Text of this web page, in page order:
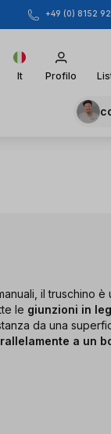
+49 (0) 8152
It Profilo
il truschino è
le giunzioni in
da una
a un